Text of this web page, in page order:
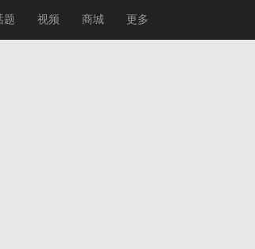
题 视频 商城 更多